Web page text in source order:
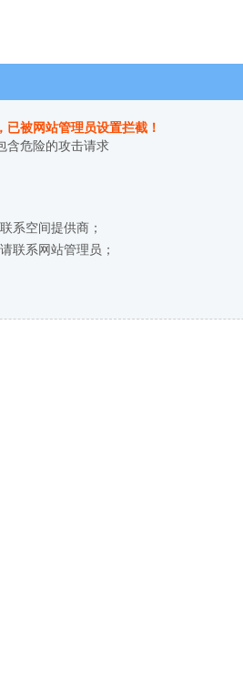
被网站管理员设置拦截！
含危险的攻击请求
系空间提供商；
联系网站管理员；